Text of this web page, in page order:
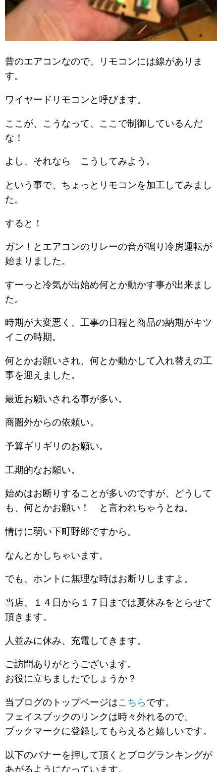
昔のエアコンなので、リモコンには線がありま
す。
ワイヤードリモコンと呼びます。
ここが、こうなって、ここで制御しているんだ
な！
よし、それなら こうしてみよう。
という事で、ちょっとリモコンを加工してみまし
た。
すると！
ガン！とエアコンのリレーの音が鳴り冷房運転が
始まりました。
すーっと冷気が出始め何とか動かす事が出来まし
た。
時期が大変悪く、工事の日程と商品の納期がキツ
イこの時期。
何とかお願いされ、何とか動かして入れ替えの工
事を迎えました。
最近お願いされる事が多い。
商圏外からの依頼い。
予算ギリギリのお願い。
工期的なお願い。
始めはお断りすることが多いのですが、どうして
も、何とかお願い！ と言われちゃうとね。
情けに弱い下町野郎ですから。
なんとかしちゃいます。
でも、ホントに無理な時はお断りしますよ。
当店、１４日から１７日までは夏休みをとらせて
頂きます。
人並みに休み、充電してきます。
ご訪問ありがとうございます。
お役に立ちましたでしょうか？
当ブログのトップページはこちらです。
フェイスブックのリンクは時々外れるので、
ブックマークに登録してもらえると嬉しいです。
以下のバナーを押して頂くとブログランキングが
あがるようになっています。